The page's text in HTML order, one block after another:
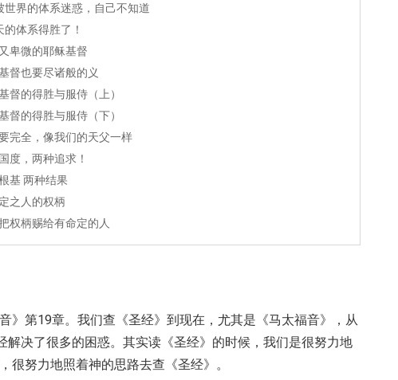
世界的体系迷惑，自己不知道
的体系得胜了！
卑微的耶稣基督
督也要尽诸般的义
督的得胜与服侍（上）
督的得胜与服侍（下）
完全，像我们的天父一样
度，两种追求！
基 两种结果
之人的权柄
权柄赐给有命定的人
》第19章。我们查《圣经》到现在，尤其是《马太福音》，从
解决了很多的困惑。其实读《圣经》的时候，我们是很努力地
很努力地照着神的思路去查《圣经》。